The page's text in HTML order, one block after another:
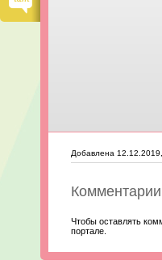
Добавлена
Комментарии
Чтобы оставлять
портале.